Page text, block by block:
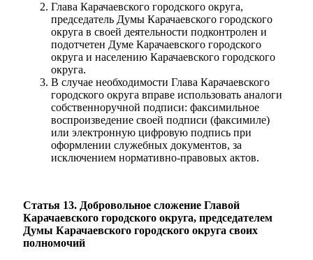
Глава Карачаевского городского округа,
председатель Думы Карачаевского городского
округа в своей деятельности подконтролен и
подотчетен Думе Карачаевского городского
округа и населению Карачаевского городского
округа.
В случае необходимости Глава Карачаевского
городского округа вправе использовать аналоги
собственноручной подписи: факсимильное
воспроизведение своей подписи (факсимиле)
или электронную цифровую подпись при
оформлении служебных документов, за
исключением нормативно-правовых актов.
Статья 13. Добровольное сложение Главой
Карачаевского городского округа, председателем
Думы Карачаевского городского округа своих
полномочий